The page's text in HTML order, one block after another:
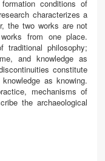
conditions of
characterizes a
the two works are not
from one place.
philosophy;
and knowledge as
constitute
as knowing.
mechanisms of
the archaeological